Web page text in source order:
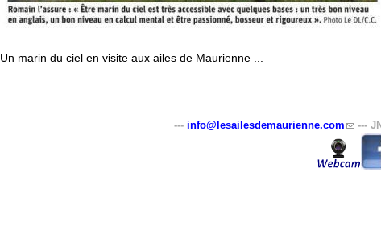
Un marin du ciel en visite aux ailes de Maurienne ...
--- info@lesailesdemaurienne.com (link
---